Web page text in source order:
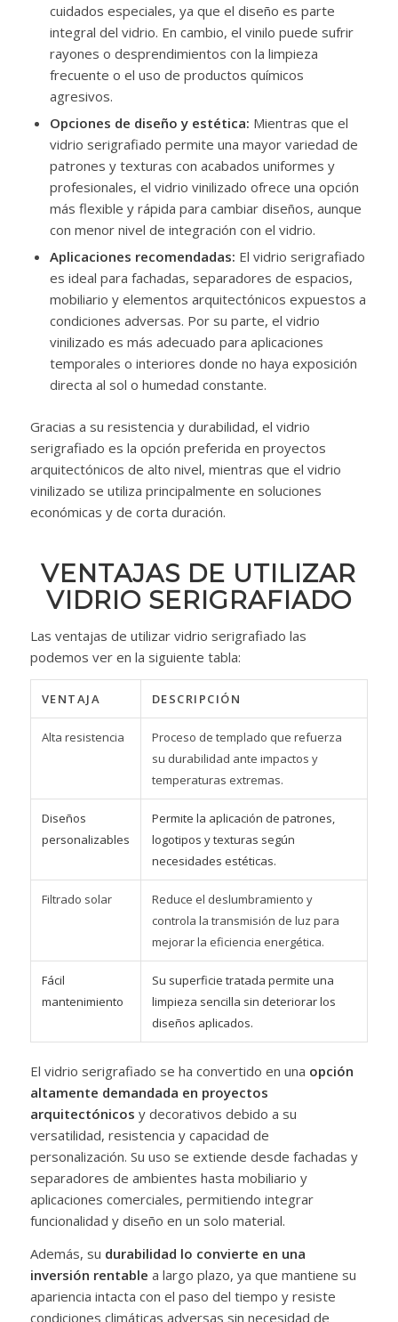
cuidados especiales, ya que el diseño es parte
integral del vidrio. En cambio, el vinilo puede sufrir
rayones o desprendimientos con la limpieza
frecuente o el uso de productos químicos
agresivos.
Opciones de diseño y estética: Mientras que el
vidrio serigrafiado permite una mayor variedad de
patrones y texturas con acabados uniformes y
profesionales, el vidrio vinilizado ofrece una opción
más flexible y rápida para cambiar diseños, aunque
con menor nivel de integración con el vidrio.
Aplicaciones recomendadas: El vidrio serigrafiado
es ideal para fachadas, separadores de espacios,
mobiliario y elementos arquitectónicos expuestos a
condiciones adversas. Por su parte, el vidrio
vinilizado es más adecuado para aplicaciones
temporales o interiores donde no haya exposición
directa al sol o humedad constante.
Gracias a su resistencia y durabilidad, el vidrio
serigrafiado es la opción preferida en proyectos
arquitectónicos de alto nivel, mientras que el vidrio
vinilizado se utiliza principalmente en soluciones
económicas y de corta duración.
VENTAJAS DE UTILIZAR
VIDRIO SERIGRAFIADO
Las ventajas de utilizar vidrio serigrafiado las
podemos ver en la siguiente tabla:
VENTAJA DESCRIPCIÓN
Alta resistencia
Proceso de templado que refuerza
su durabilidad ante impactos y
temperaturas extremas.
Diseños
personalizables
Permite la aplicación de patrones,
logotipos y texturas según
necesidades estéticas.
Filtrado solar
Reduce el deslumbramiento y
controla la transmisión de luz para
mejorar la eficiencia energética.
Fácil
mantenimiento
Su superficie tratada permite una
limpieza sencilla sin deteriorar los
diseños aplicados.
El vidrio serigrafiado se ha convertido en una opción
altamente demandada en proyectos
arquitectónicos y decorativos debido a su
versatilidad, resistencia y capacidad de
personalización. Su uso se extiende desde fachadas y
separadores de ambientes hasta mobiliario y
aplicaciones comerciales, permitiendo integrar
funcionalidad y diseño en un solo material.
Además, su durabilidad lo convierte en una
inversión rentable a largo plazo, ya que mantiene su
apariencia intacta con el paso del tiempo y resiste
condiciones climáticas adversas sin necesidad de